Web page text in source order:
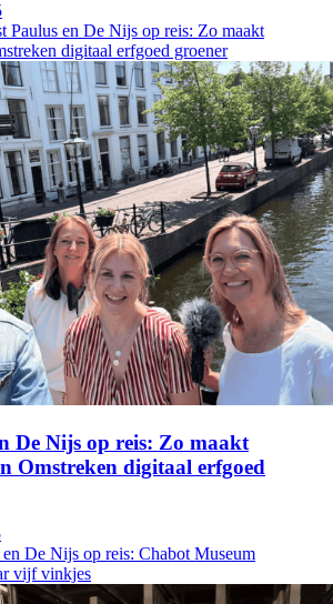
Paulus en De Nijs op reis: Zo maakt
digitaal erfgoed groener
De Nijs op reis: Zo maakt
Omstreken digitaal erfgoed
De Nijs op reis: Chabot Museum
vijf vinkjes